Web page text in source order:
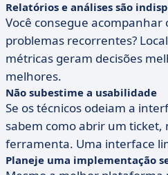
Relatórios e análises são
Você consegue acompanhar
problemas recorrentes?
métricas geram decisões
melhores.
Não subestime a usabilidade
Se os técnicos odeiam a
sabem como abrir um ticket,
ferramenta. Uma interface
Planeje uma implementação